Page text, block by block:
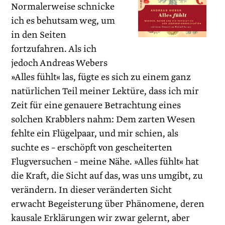
Normalerweise schnicke
ich es behutsam weg, um
in den Seiten
fortzufahren. Als ich
jedoch Andreas Webers
»Alles fühlt« las, fügte es sich zu einem ganz
natürlichen Teil meiner Lektüre, dass ich mir
Zeit für eine genauere Betrachtung eines
solchen Krabblers nahm: Dem zarten Wesen
fehlte ein Flügelpaar, und mir schien, als
suchte es – erschöpft von gescheiterten
Flugversuchen – meine Nähe. »Alles fühlt« hat
die Kraft, die Sicht auf das, was uns umgibt, zu
verändern. In dieser veränderten Sicht
erwacht Begeisterung über Phänomene, deren
kausale Erklärungen wir zwar gelernt, aber